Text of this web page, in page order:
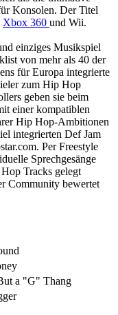
Konsolen. Der Titel
Xbox 360 und Wii.
einziges Musikspiel
von mehr als 40 der
für Europa integrierte
zum Hip Hop
geben sie beim
einer kompatiblen
Hip Hop-Ambitionen
integrierten Def Jam
Per Freestyle
Sprechgesänge
Tracks gelegt
Community bewertet
a "G" Thang